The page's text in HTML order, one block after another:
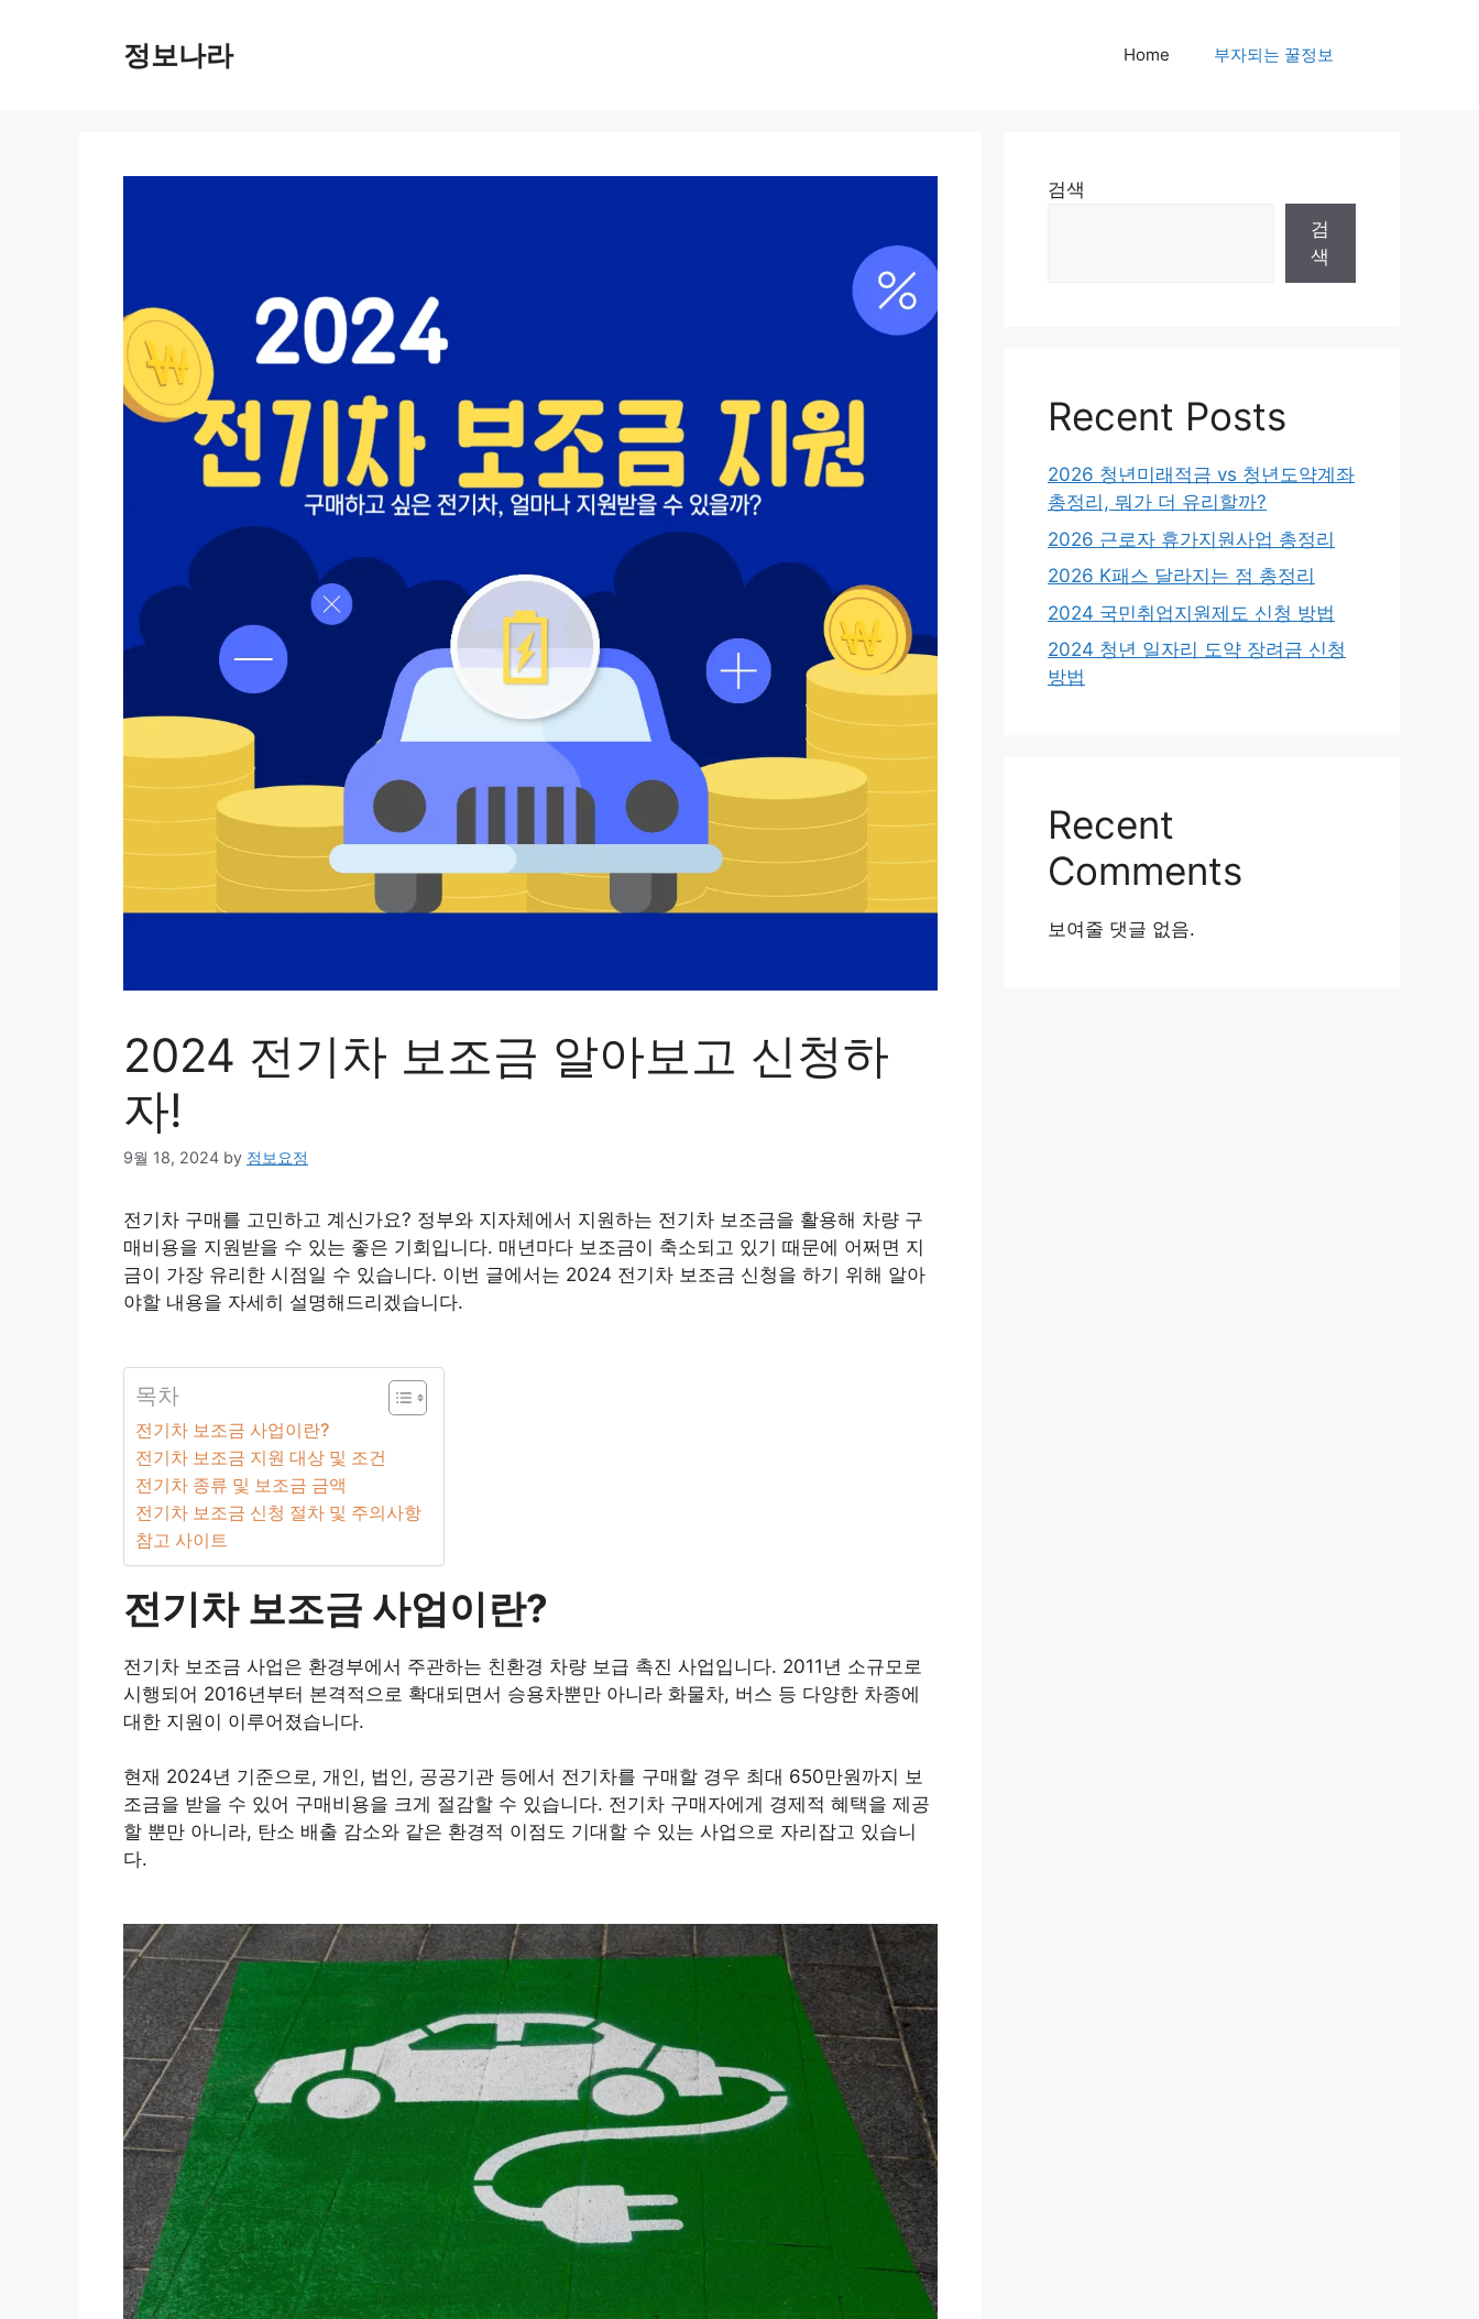
정보나라 Home 부자되는 꿀정보
2024 전기차 보조금 알아보고 신청하
자!
9월 18, 2024 by 정보요정
전기차 구매를 고민하고 계신가요? 정부와 지자체에서 지원하는 전기차 보조금을 활용해 차량 구
매비용을 지원받을 수 있는 좋은 기회입니다. 매년마다 보조금이 축소되고 있기 때문에 어쩌면 지
금이 가장 유리한 시점일 수 있습니다. 이번 글에서는 2024 전기차 보조금 신청을 하기 위해 알아
야할 내용을 자세히 설명해드리겠습니다.
목차
전기차 보조금 사업이란?
전기차 보조금 지원 대상 및 조건
전기차 종류 및 보조금 금액
전기차 보조금 신청 절차 및 주의사항
참고 사이트
전기차 보조금 사업이란?
전기차 보조금 사업은 환경부에서 주관하는 친환경 차량 보급 촉진 사업입니다. 2011년 소규모로
시행되어 2016년부터 본격적으로 확대되면서 승용차뿐만 아니라 화물차, 버스 등 다양한 차종에
대한 지원이 이루어졌습니다.
현재 2024년 기준으로, 개인, 법인, 공공기관 등에서 전기차를 구매할 경우 최대 650만원까지 보
조금을 받을 수 있어 구매비용을 크게 절감할 수 있습니다. 전기차 구매자에게 경제적 혜택을 제공
할 뿐만 아니라, 탄소 배출 감소와 같은 환경적 이점도 기대할 수 있는 사업으로 자리잡고 있습니
다.
검색
검
색
Recent Posts
2026 청년미래적금 vs 청년도약계좌
총정리, 뭐가 더 유리할까?
2026 근로자 휴가지원사업 총정리
2026 K패스 달라지는 점 총정리
2024 국민취업지원제도 신청 방법
2024 청년 일자리 도약 장려금 신청
방법
Recent
Comments
보여줄 댓글 없음.